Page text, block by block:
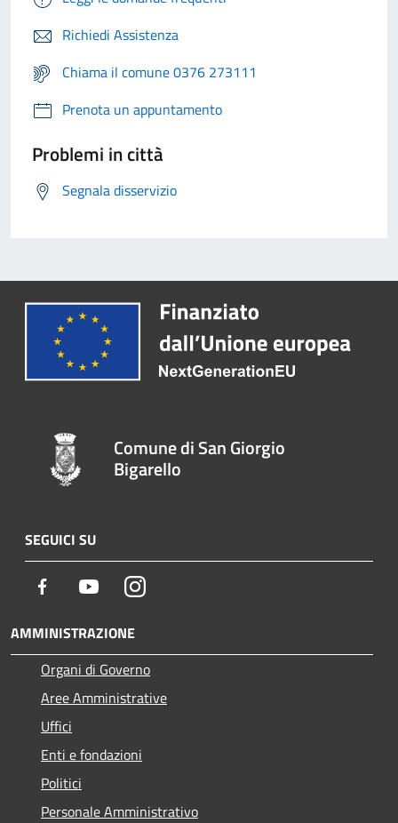
Richiedi Assistenza
Chiama il comune 0376 273111
Prenota un appuntamento
Problemi in città
Segnala disservizio
Comune di San Giorgio
Bigarello
SEGUICI SU
Facebook YoutubeInstagram
AMMINISTRAZIONE
Organi di Governo
Aree Amministrative
Uffici
Enti e fondazioni
Politici
Personale Amministrativo